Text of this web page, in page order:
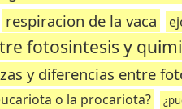
respiracion de la vaca
fotosintesis y
y diferencias entre
o la procariota?